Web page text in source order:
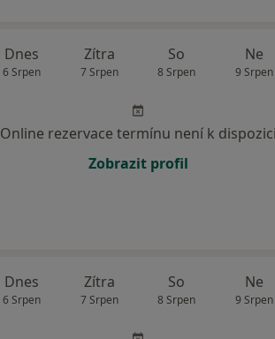
Dnes
6 Srpen
Zítra
7 Srpen
So
8 Srpen
Ne
9 Srpen
Online rezervace termínu není k dispozici
Zobrazit profil
Dnes
6 Srpen
Zítra
7 Srpen
So
8 Srpen
Ne
9 Srpen